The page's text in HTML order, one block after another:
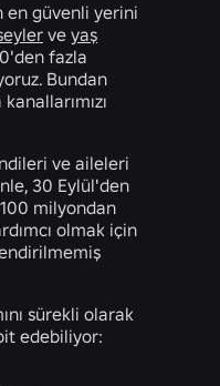
en güvenli yerini
ve yaş
fazla
Bundan
ve aileleri
30 Eylül'den
milyondan
olmak için
sürekli olarak
edebiliyor: